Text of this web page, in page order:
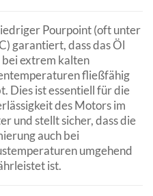
Pourpoint (oft unter
garantiert, dass das Öl
bei extrem kalten
fließfähig
Dies ist essentiell für die
des Motors im
und stellt sicher, dass die
auch bei
umgehend
ist.